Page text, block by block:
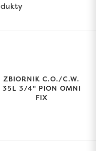
ZBIORNIK C.O./C.W.
35L 3/4" PION OMNI
FIX